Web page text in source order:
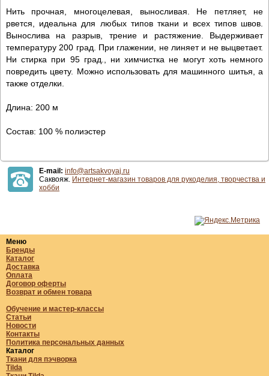
Нить прочная, многоцелевая, выносливая. Не петляет, не
рвется, идеальна для любых типов ткани и всех типов швов.
Вынослива на разрыв, трение и растяжение. Выдерживает
температуру 200 град. При глажении, не линяет и не выцветает.
Ни стирка при 95 град., ни химчистка не могут хоть немного
повредить цвету. Можно использовать для машинного шитья, а
также отделки.
Длина: 200 м
Состав: 100 % полиэстер
E-mail: info@artsakvoyaj.ru
Саквояж. Интернет-магазин товаров для рукоделия, творчества и
хобби
Меню
Бренды
Каталог
Доставка
Оплата
Договор оферты
Возврат и обмен товара
Обучение и мастер-классы
Статьи
Новости
Контакты
Политика персональных данных
Каталог
Ткани для пэчворка
Tilda